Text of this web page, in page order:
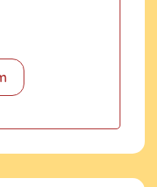
Nội
sản phẩm. Thời
theo yêu cầu